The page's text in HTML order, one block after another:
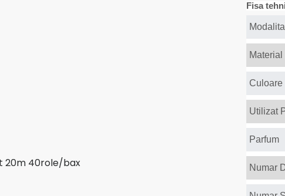
Fisa
Material
Culoare
Utilizat
Parfum
Numar